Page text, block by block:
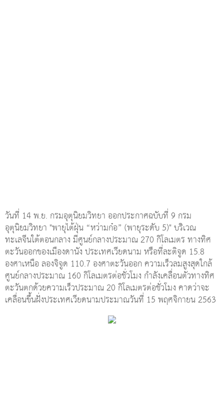
วันที่ 14 พ.ย. กรมอุตุนิยมวิทยา ออกประกาศฉบับที่ 9 กรม
อุตุนิยมวิทยา "พายุไต้ฝุ่น “หว่ามก๋อ” (พายุระดับ 5)" บริเวณ
ทะเลจีนใต้ตอนกลาง มีศูนย์กลางประมาณ 270 กิโลเมตร ทางทิศ
ตะวันออกของเมืองดานัง ประเทศเวียดนาม หรือที่ละติจูด 15.8
องศาเหนือ ลองจิจูด 110.7 องศาตะวันออก ความเร็วลมสูงสุดใกล้
ศูนย์กลางประมาณ 160 กิโลเมตรต่อชั่วโมง กำลังเคลื่อนตัวทางทิศ
ตะวันตกด้วยความเร็วประมาณ 20 กิโลเมตรต่อชั่วโมง คาดว่าจะ
เคลื่อนขึ้นฝั่งประเทศเวียดนามประมาณวันที่ 15 พฤศจิกายน 2563